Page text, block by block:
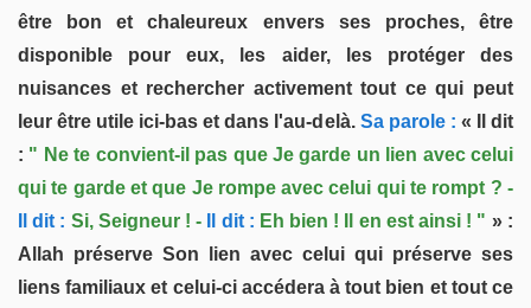
être bon et chaleureux envers ses proches, être
disponible pour eux, les aider, les protéger des
nuisances et rechercher activement tout ce qui peut
leur être utile ici-bas et dans l'au-delà.Sa parole : « Il dit
: " Ne te convient-il pas que Je garde un lien avec celui
qui te garde et que Je rompe avec celui qui te rompt ? -
Il dit : Si, Seigneur ! - Il dit : Eh bien ! Il en est ainsi ! " » :
Allah préserve Son lien avec celui qui préserve ses
liens familiaux et celui-ci accédera à tout bien et tout ce